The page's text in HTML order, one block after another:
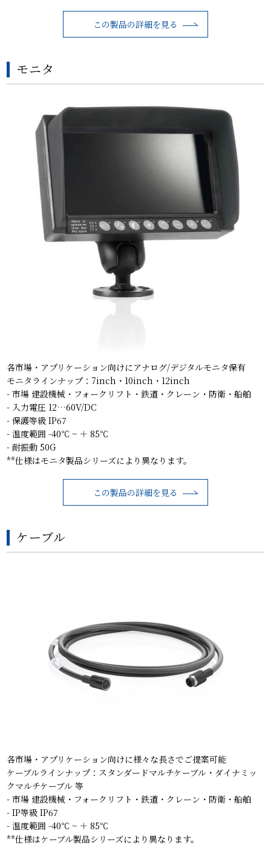
この製品の詳細を見る
モニタ
各市場・アプリケーション向けにアナログ/デジタルモニタ保有
モニタラインナップ：7inch・10inch・12inch
- 市場 建設機械・フォークリフト・鉄道・クレーン・防衛・船舶
- 入力電圧 12…60V/DC
- 保護等級 IP67
- 温度範囲 -40℃ ~ ＋ 85℃
- 耐振動 50G
**仕様はモニタ製品シリーズにより異なります。
この製品の詳細を見る
ケーブル
各市場・アプリケーション向けに様々な長さでご提案可能
ケーブルラインナップ：スタンダードマルチケーブル・ダイナミッ
クマルチケーブル 等
- 市場 建設機械・フォークリフト・鉄道・クレーン・防衛・船舶
- IP等級 IP67
- 温度範囲 -40℃ ~ ＋ 85℃
**仕様はケーブル製品シリーズにより異なります。